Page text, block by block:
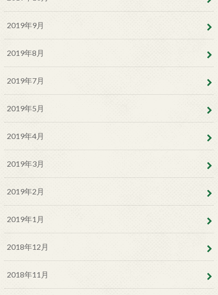
2019年9月
2019年8月
2019年7月
2019年5月
2019年4月
2019年3月
2019年2月
2019年1月
2018年12月
2018年11月